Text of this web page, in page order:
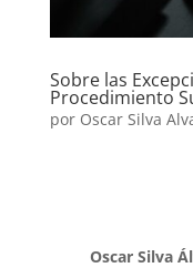
Sobre las
Procedimiento
por Oscar Silva
Oscar Silva